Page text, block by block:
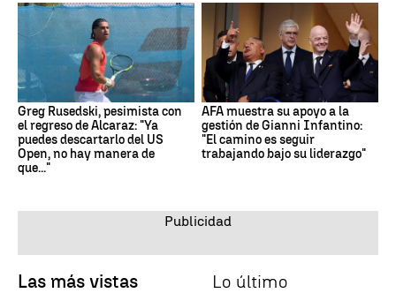
Greg Rusedski, pesimista con
el regreso de Alcaraz: "Ya
puedes descartarlo del US
Open, no hay manera de
que..."
AFA muestra su apoyo a la
gestión de Gianni Infantino:
"El camino es seguir
trabajando bajo su liderazgo"
Las más vistas Lo último